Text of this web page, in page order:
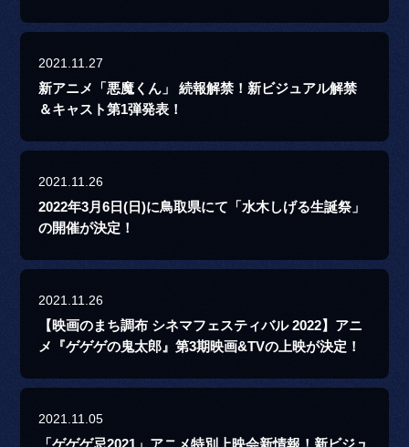
2021.11.27
新アニメ「悪魔くん」 続報解禁！新ビジュアル解禁
＆キャスト第1弾発表！
2021.11.26
2022年3月6日(日)に鳥取県にて「水木しげる生誕祭」
の開催が決定！
2021.11.26
【映画のまち調布 シネマフェスティバル 2022】アニ
メ『ゲゲゲの鬼太郎』第3期映画&TVの上映が決定！
2021.11.05